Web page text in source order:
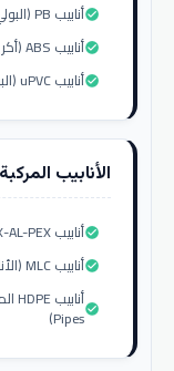
أنابيب PB (البولي بيوتيلين)check_circle
أنابيب ABS (أكريلونيتريل بوتادين ستايرين)check_circle
أنابيب uPVC (البولي فينيل كلوريد غير الملدن)check_circle
الأنابيب المركبة
أنابيب PEX-AL-PEX (البولي إيثيلين المتشابك مع الألومنيوم)check_circle
أنابيب MLC (الأنابيب المركبة متعددة الطبقات) (MLC Pipes)check_circle
Pipes)check_circle